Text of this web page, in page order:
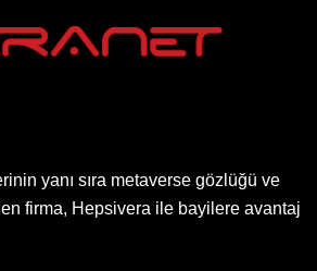
yanı sıra metaverse gözlüğü ve
firma, Hepsivera ile bayilere avantaj